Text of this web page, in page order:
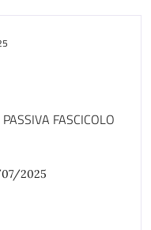
FASCICOLO
2025